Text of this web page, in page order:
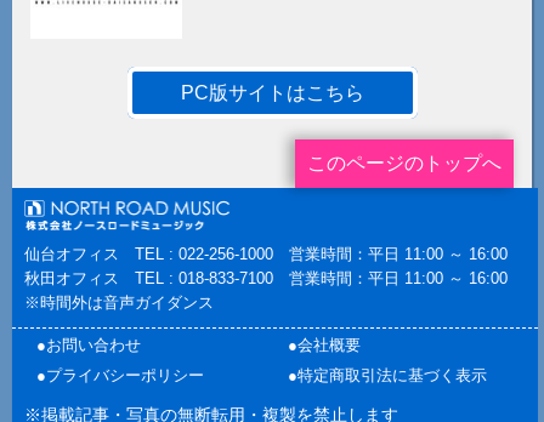
PC版サイトはこちら
このページのトップへ
仙台オフィス TEL : 022-256-1000 営業時間：平日 11:00 ～ 16:00
秋田オフィス TEL : 018-833-7100 営業時間：平日 11:00 ～ 16:00
※時間外は音声ガイダンス
●お問い合わせ
●会社概要
●プライバシーポリシー
●特定商取引法に基づく表示
※掲載記事・写真の無断転用・複製を禁止します